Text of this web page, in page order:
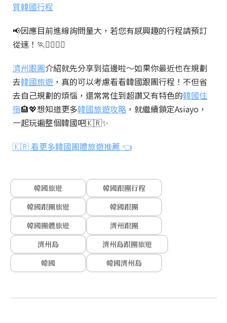
質韓國行程
📢因應目前進線詢問量大，若您有感興趣的行程請預訂
從速！🏃🏃‍♂️🏃‍♀️
濟州跟團介紹就先分享到這邊啦～如果你最近也在規劃
去韓國旅遊 ，真的可以考慮看看韓國跟團行程！不但省
去自己規劃的煩惱，還常常住到超讚又有特色的韓國住
宿🏨💖想知道更多韓國旅遊攻略 ，就繼續鎖定Asiayo，
一起玩遍整個韓國吧🇰🇷✨
🇰🇷 看更多韓國團體旅遊推薦 👈
韓國旅遊
韓國跟團行程
韓國跟團旅遊
韓國跟團
韓國團體旅遊
濟州跟團
濟州島
濟州島跟團旅遊
韓國
韓國濟州島